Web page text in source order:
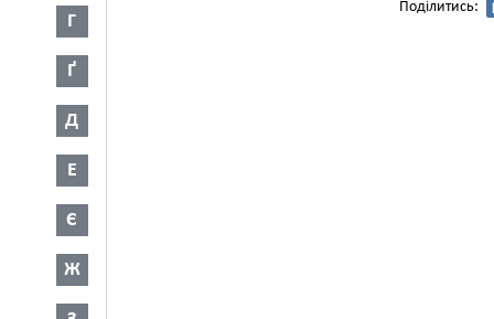
Г
Ґ
Д
Е
Є
Ж
Поділитись: